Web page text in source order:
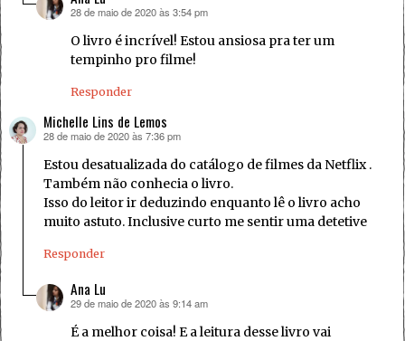
disse:
28 de maio de 2020 às 3:54 pm
O livro é incrível! Estou ansiosa pra ter um
tempinho pro filme!
Responder
Michelle Lins de Lemos
disse:
28 de maio de 2020 às 7:36 pm
Estou desatualizada do catálogo de filmes da Netflix .
Também não conhecia o livro.
Isso do leitor ir deduzindo enquanto lê o livro acho
muito astuto. Inclusive curto me sentir uma detetive
Responder
Ana Lu
disse:
29 de maio de 2020 às 9:14 am
É a melhor coisa! E a leitura desse livro vai